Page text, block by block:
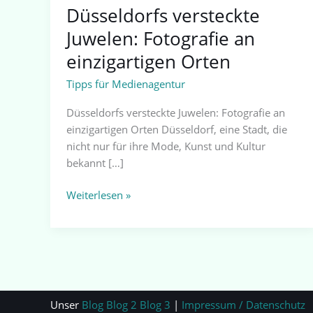
Düsseldorfs versteckte
Juwelen: Fotografie an
einzigartigen Orten
Tipps für Medienagentur
Düsseldorfs versteckte Juwelen: Fotografie an
einzigartigen Orten Düsseldorf, eine Stadt, die
nicht nur für ihre Mode, Kunst und Kultur
bekannt […]
Weiterlesen »
Unser Blog Blog 2 Blog 3 | Impressum / Datenschutz